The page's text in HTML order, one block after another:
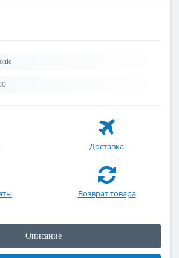
Доставка
Возврат товара
Описание